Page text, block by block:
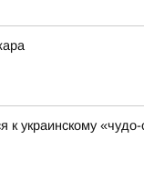
к украинскому